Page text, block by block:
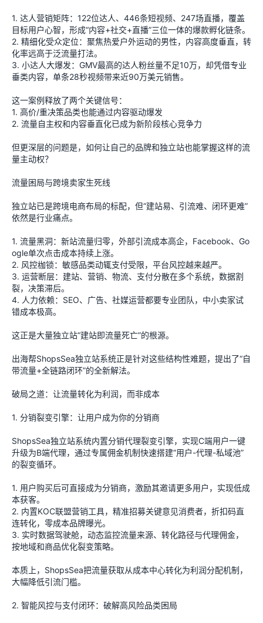
1. 达人营销矩阵：122位达人、446条短视频、247场直播，覆盖
目标用户心智，形成“内容+社交+直播”三位一体的爆款孵化链条。
2. 精细化受众定位：聚焦热爱户外运动的男性，内容高度垂直，转
化率远高于泛流量打法。
3. 小达人大爆发：GMV最高的达人粉丝量不足10万，却凭借专业
垂类内容，单条28秒视频带来近90万美元销售。
这一案例释放了两个关键信号：
1. 高价/重决策品类也能通过内容驱动爆发
2. 流量自主权和内容垂直化已成为新阶段核心竞争力
但更深层的问题是，如何让自己的品牌和独立站也能掌握这样的流
量主动权？
流量困局与跨境卖家生死线
独立站已是跨境电商布局的标配，但“建站易、引流难、闭环更难”
依然是行业痛点。
1. 流量黑洞：新站流量归零，外部引流成本高企，Facebook、Go
ogle单次点击成本持续上涨。
2. 风控枷锁：敏感品类动辄支付受限，平台风控越来越严。
3. 运营断层：建站、营销、物流、支付分散在多个系统，数据割
裂，决策滞后。
4. 人力依赖：SEO、广告、社媒运营都要专业团队，中小卖家试
错成本极高。
这正是大量独立站“建站即流量死亡”的根源。
出海帮ShopsSea独立站系统正是针对这些结构性难题，提出了“自
带流量+全链路闭环”的全新解法。
破局之道：让流量转化为利润，而非成本
1. 分销裂变引擎：让用户成为你的分销商
ShopsSea独立站系统内置分销代理裂变引擎，实现C端用户一键
升级为B端代理，通过专属佣金机制快速搭建“用户-代理-私域池”
的裂变循环。
1. 用户购买后可直接成为分销商，激励其邀请更多用户，实现低成
本获客。
2. 内置KOC联盟营销工具，精准招募关键意见消费者，折扣码直
连转化，零成本品牌曝光。
3. 实时数据驾驶舱，动态监控流量来源、转化路径与代理佣金，
按地域和商品优化裂变策略。
本质上，ShopsSea把流量获取从成本中心转化为利润分配机制，
大幅降低引流门槛。
2. 智能风控与支付闭环：破解高风险品类困局